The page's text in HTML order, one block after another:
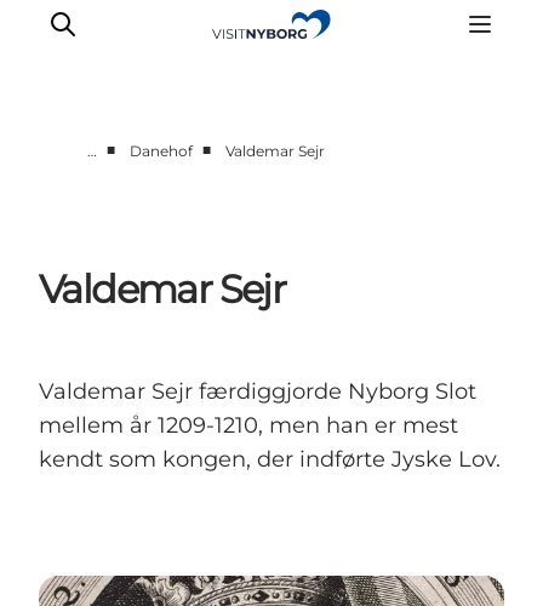
Det sker i Nyborg
Sprogø
Book & køb
… ■ Danehof ■ Valdemar Sejr
Valdemar Sejr
Valdemar Sejr færdiggjorde Nyborg Slot
mellem år 1209-1210, men han er mest
kendt som kongen, der indførte Jyske Lov.